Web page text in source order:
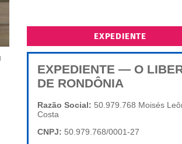
EXPEDIENTE
EXPEDIENTE — O
DE RONDÔNIA
Razão Social: 50.979.768 Moisés
Costa
CNPJ: 50.979.768/0001-27